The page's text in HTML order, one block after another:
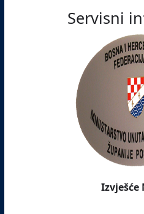
Servisni
Izvješće